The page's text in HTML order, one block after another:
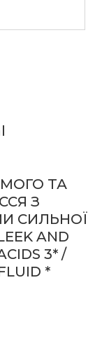
ТА
З
СИЛЬНОЇ
AND
3* /
*